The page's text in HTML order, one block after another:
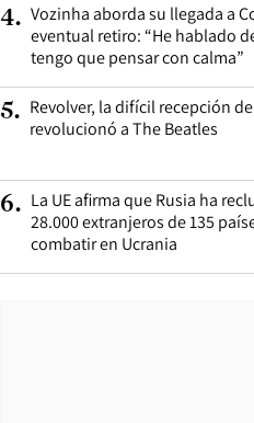
4. Vozinha aborda su llegada a
eventual retiro: “He hablado
tengo que pensar con calma”
5. Revolver, la difícil recepción
revolucionó a The Beatles
6. La UE afirma que Rusia ha
28.000 extranjeros de 135
combatir en Ucrania